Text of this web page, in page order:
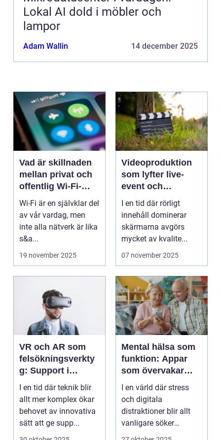
Lokal AI dold i möbler och
lampor
Adam Wallin 14 december 2025
Vad är skillnaden
mellan privat och
offentlig Wi-Fi-
säkerhet?
Wi-Fi är en självklar del
av vår vardag, men
inte alla nätverk är lika
s&a...
19 november 2025
Videoproduktion
som lyfter live-
event och
varumärken
I en tid där rörligt
innehåll dominerar
skärmarna avgörs
mycket av kvalite...
07 november 2025
VR och AR som
felsökningsverkty
g: Support i
virtuella miljöer
I en tid där teknik blir
allt mer komplex ökar
behovet av innovativa
sätt att ge supp...
Mental hälsa som
funktion: Appar
som övervakar
och stärker
välmående
I en värld där stress
och digitala
distraktioner blir allt
vanligare söker
mång...